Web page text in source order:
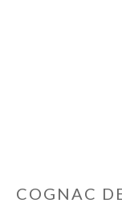
COGNAC